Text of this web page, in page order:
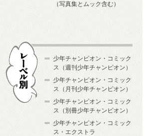
（写真集とムック含む）
少年チャンピオン・コミック
ス（週刊少年チャンピオン）
少年チャンピオン・コミック
ス（月刊少年チャンピオン）
少年チャンピオン・コミック
ス（別冊少年チャンピオン）
少年チャンピオン・コミック
ス・エクストラ